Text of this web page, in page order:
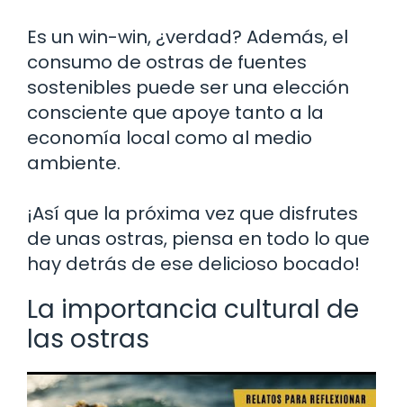
Es un win-win, ¿verdad? Además, el
consumo de ostras de fuentes
sostenibles puede ser una elección
consciente que apoye tanto a la
economía local como al medio
ambiente.
¡Así que la próxima vez que disfrutes
de unas ostras, piensa en todo lo que
hay detrás de ese delicioso bocado!
La importancia cultural de
las ostras